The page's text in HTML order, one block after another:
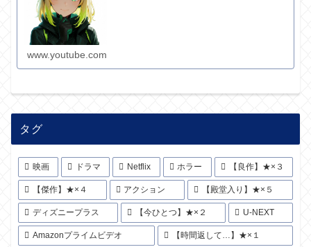
www.youtube.com
タグ
映画 ドラマ Netflix ホラー 【良作】★×３
【傑作】★×４ アクション 【殿堂入り】★×５
ディズニープラス 【今ひとつ】★×２ U-NEXT
Amazonプライムビデオ 【時間返して…】★×１